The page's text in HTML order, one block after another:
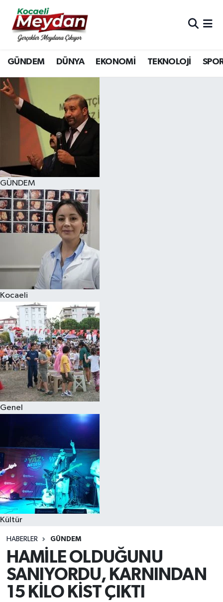
GÜNDEM DÜNYA EKONOMİ TEKNOLOJİ
GÜNDEM
Kocaeli
Genel
Kültür
HABERLER GÜNDEM
HAMİLE OLDUĞUNU
SANIYORDU, KARNINDAN
15 KİLO KİST ÇIKTI
Nöbetçi Eczaneler
Hava Durumu
Trafik Durumu
Süper Lig Puan Durumu ve Fikstür
Tüm Manşetler
Son Dakika Haberleri
Haber Arşivi